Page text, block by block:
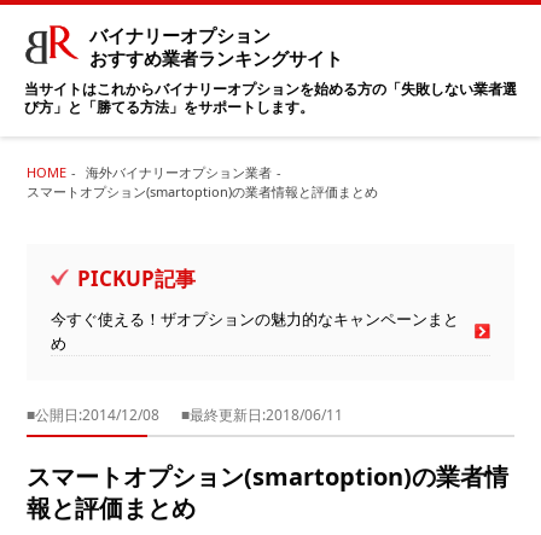
バイナリーオプション
おすすめ業者ランキングサイト
当サイトはこれからバイナリーオプションを始める方の「失敗しない業者選
び方」と「勝てる方法」をサポートします。
HOME
海外バイナリーオプション業者
スマートオプション(smartoption)の業者情報と評価まとめ
PICKUP記事
今すぐ使える！ザオプションの魅力的なキャンペーンまと
め
■公開日:2014/12/08 ■最終更新日:2018/06/11
スマートオプション(smartoption)の業者情
報と評価まとめ